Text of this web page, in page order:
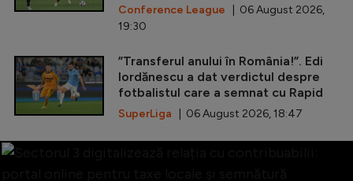
Conference League | 06 August 2026,
19:30
”Transferul anului în România!”. Edi
Iordănescu a dat verdictul despre
fotbalistul care a semnat cu Rapid
SuperLiga | 06 August 2026, 18:47